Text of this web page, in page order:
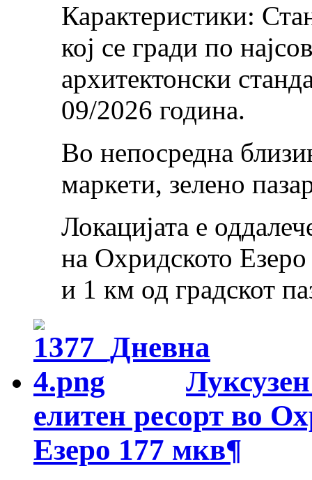
Карактеристики:
кој се гради по
архитектонски
09/2026 година.
Во непосредна
маркети, зелено
Локацијата е
на Охридското
и 1 км од градскот
елитен ресорт во
Езеро 177 мкв¶